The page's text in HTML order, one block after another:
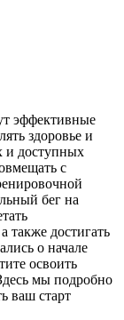
эффективные
здоровье и
и доступных
с
бег на
также достигать
о начале
освоить
мы подробно
ваш старт